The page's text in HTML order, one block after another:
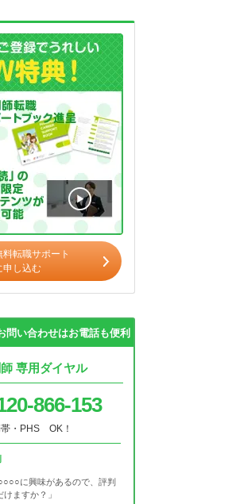
料転職サポート
申し込む
問い合わせはお電話も便利
専用ダイヤル
866-153
・PHS OK！
に興味があるので、評判
ますか？」